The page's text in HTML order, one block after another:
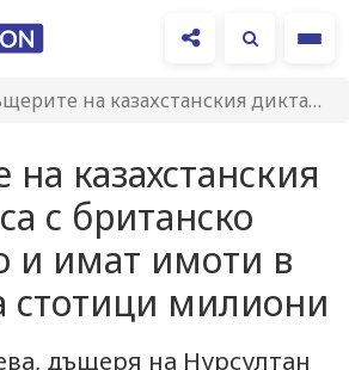
на казахстанския диктатор са с британско поданство и имат…
казахстанския
с британско
и имат имоти в
стотици милиони
дъщеря на Нурсултан